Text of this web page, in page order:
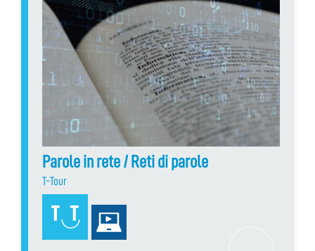
Parole in rete / Reti di parole
T-Tour